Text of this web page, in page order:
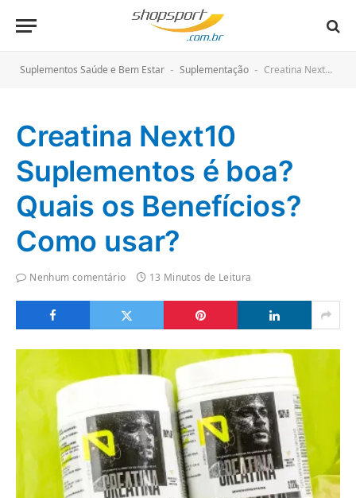
Suplementos Saúde e Bem Estar - Suplementação - Creatina Next10 Suplementos é boa? Quais os Benefícios? Como usar?
Creatina Next10
Suplementos é boa?
Quais os Benefícios?
Como usar?
Nenhum comentário 13 Minutos de Leitura